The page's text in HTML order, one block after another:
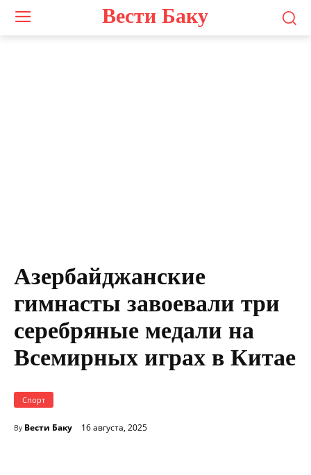
Вести Баку
Азербайджанские
гимнасты завоевали три
серебряные медали на
Всемирных играх в Китае
Спорт
By Вести Баку 16 августа, 2025